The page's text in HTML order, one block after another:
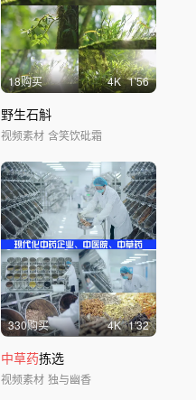
18购买 4K 1'56
野生石斛
视频素材 含笑饮砒霜
330购买 4K 1'32
中草药拣选
视频素材 独与幽香